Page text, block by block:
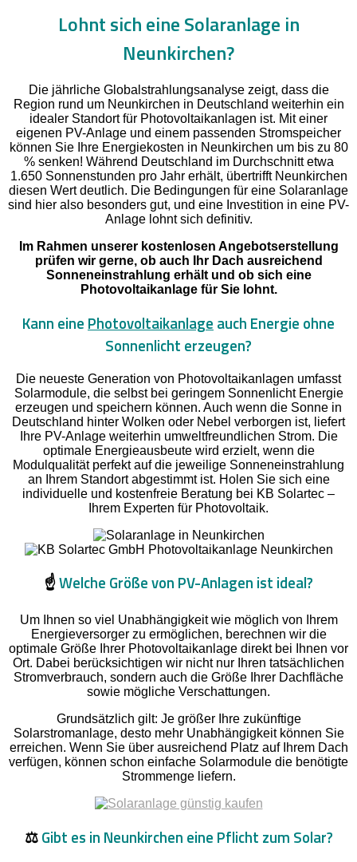
Lohnt sich eine Solaranlage in
Neunkirchen?
Die jährliche Globalstrahlungsanalyse zeigt, dass die
Region rund um Neunkirchen in Deutschland weiterhin ein
idealer Standort für Photovoltaikanlagen ist. Mit einer
eigenen PV-Anlage und einem passenden Stromspeicher
können Sie Ihre Energiekosten in Neunkirchen um bis zu 80
% senken! Während Deutschland im Durchschnitt etwa
1.650 Sonnenstunden pro Jahr erhält, übertrifft Neunkirchen
diesen Wert deutlich. Die Bedingungen für eine Solaranlage
sind hier also besonders gut, und eine Investition in eine PV-
Anlage lohnt sich definitiv.
Im Rahmen unserer kostenlosen Angebotserstellung
prüfen wir gerne, ob auch Ihr Dach ausreichend
Sonneneinstrahlung erhält und ob sich eine
Photovoltaikanlage für Sie lohnt.
Kann eine Photovoltaikanlage auch Energie ohne
Sonnenlicht erzeugen?
Die neueste Generation von Photovoltaikanlagen umfasst
Solarmodule, die selbst bei geringem Sonnenlicht Energie
erzeugen und speichern können. Auch wenn die Sonne in
Deutschland hinter Wolken oder Nebel verborgen ist, liefert
Ihre PV-Anlage weiterhin umweltfreundlichen Strom. Die
optimale Energieausbeute wird erzielt, wenn die
Modulqualität perfekt auf die jeweilige Sonneneinstrahlung
an Ihrem Standort abgestimmt ist. Holen Sie sich eine
individuelle und kostenfreie Beratung bei KB Solartec –
Ihrem Experten für Photovoltaik.
☝️Welche Größe von PV-Anlagen ist ideal?
Um Ihnen so viel Unabhängigkeit wie möglich von Ihrem
Energieversorger zu ermöglichen, berechnen wir die
optimale Größe Ihrer Photovoltaikanlage direkt bei Ihnen vor
Ort. Dabei berücksichtigen wir nicht nur Ihren tatsächlichen
Stromverbrauch, sondern auch die Größe Ihrer Dachfläche
sowie mögliche Verschattungen.
Grundsätzlich gilt: Je größer Ihre zukünftige
Solarstromanlage, desto mehr Unabhängigkeit können Sie
erreichen. Wenn Sie über ausreichend Platz auf Ihrem Dach
verfügen, können schon einfache Solarmodule die benötigte
Strommenge liefern.
⚖️Gibt es in Neunkirchen eine Pflicht zum Solar?